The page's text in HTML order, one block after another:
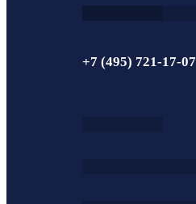
+7 (495) 721-17-07